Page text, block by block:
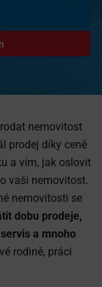
nemovitost
prodej díky ceně
a vím, jak oslovit
vaši nemovitost.
nemovitosti se
dobu prodeje,
a mnoho
rodině, práci